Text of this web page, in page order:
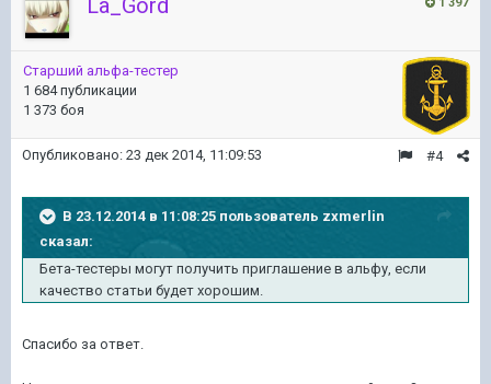
La_Gord
Старший альфа-тестер
1 684 публикации
1 373 боя
#4
Опубликовано: 23 дек 2014, 11:09:53
В 23.12.2014 в 11:08:25 пользователь zxmerlin
сказал:
Бета-тестеры могут получить приглашение в альфу, если
качество статьи будет хорошим.
Спасибо за ответ.